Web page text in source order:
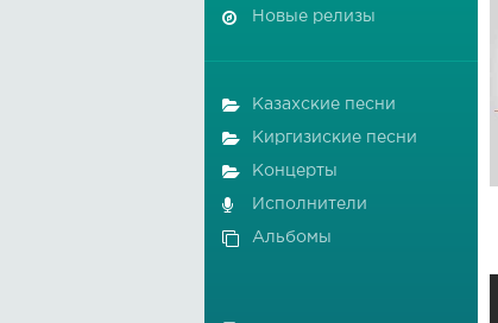
Новые релизы
Казахские песни
Киргизиские песни
Концерты
Исполнители
Альбомы